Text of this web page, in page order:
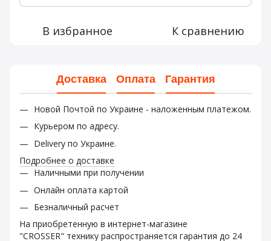
В избранное К сравнению
Доставка Оплата Гарантия
Новой Почтой по Украине - наложенным платежом.
Курьером по адресу.
Delivery по Украине.
Подробнее о доставке
Наличными при получении
Онлайн оплата картой
Безналичный расчет
На приобретенную в интернет-магазине
"CROSSER" технику распространяется гарантия до 24